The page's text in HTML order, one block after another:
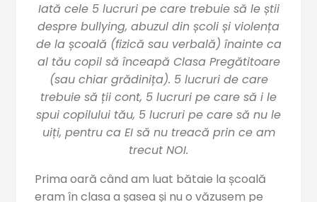
Iată cele 5 lucruri pe care trebuie să le știi
despre bullying, abuzul din școli și violența
de la școală (fizică sau verbală) înainte ca
al tău copil să înceapă Clasa Pregătitoare
(sau chiar grădinița). 5 lucruri de care
trebuie să ții cont, 5 lucruri pe care să i le
spui copilului tău, 5 lucruri pe care să nu le
uiți, pentru ca EI să nu treacă prin ce am
trecut NOI.
Prima oară când am luat bătaie la școală
eram în clasa a șasea și nu o văzusem pe